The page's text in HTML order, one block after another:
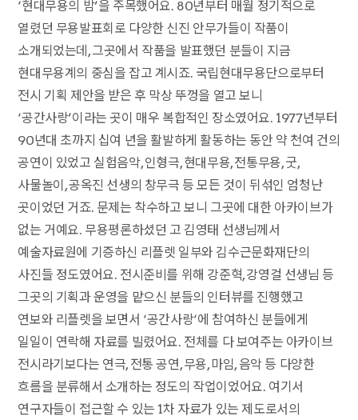
‘현대무용의 밤’을 주목했어요. 80년부터 매월 정기적으로
열렸던 무용발표회로 다양한 신진 안무가들이 작품이
소개되었는데, 그곳에서 작품을 발표했던 분들이 지금
현대무용계의 중심을 잡고 계시죠. 국립현대무용단으로부터
전시 기획 제안을 받은 후 막상 뚜껑을 열고 보니
‘공간사랑’이라는 곳이 매우 복합적인 장소였어요. 1977년부터
90년대 초까지 십여 년을 활발하게 활동하는 동안 약 천여 건의
공연이 있었고 실험음악, 인형극, 현대무용, 전통무용, 굿,
사물놀이, 공옥진 선생의 창무극 등 모든 것이 뒤섞인 엄청난
곳이었던 거죠. 문제는 착수하고 보니 그곳에 대한 아카이브가
없는 거예요. 무용평론하셨던 고 김영태 선생님께서
예술자료원에 기증하신 리플렛 일부와 김수근문화재단의
사진들 정도였어요. 전시준비를 위해 강준혁, 강영걸 선생님 등
그곳의 기획과 운영을 맡으신 분들의 인터뷰를 진행했고
연보와 리플렛을 보면서 ‘공간사랑‘에 참여하신 분들에게
일일이 연락해 자료를 빌렸어요. 전체를 다 보여주는 아카이브
전시라기보다는 연극, 전통 공연, 무용, 마임, 음악 등 다양한
흐름을 분류해서 소개하는 정도의 작업이었어요. 여기서
연구자들이 접근할 수 있는 1차 자료가 있는 제도로서의